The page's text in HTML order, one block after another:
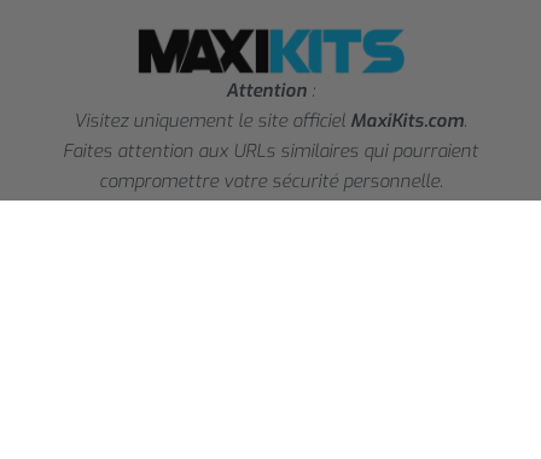
Attention :
Visitez uniquement le site officiel MaxiKits.com.
Faites attention aux URLs similaires qui pourraient
compromettre votre sécurité personnelle.